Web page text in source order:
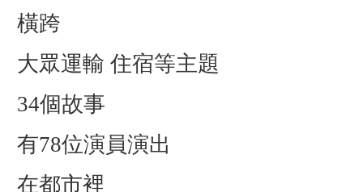
橫跨
大眾運輸 住宿等主題
34個故事
有78位演員演出
在都市裡